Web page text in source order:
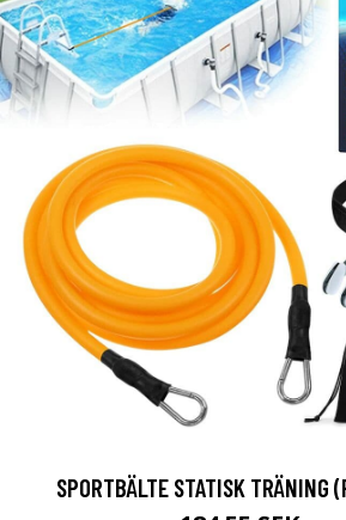
SPORTBÄLTE STATISK TRÄNING